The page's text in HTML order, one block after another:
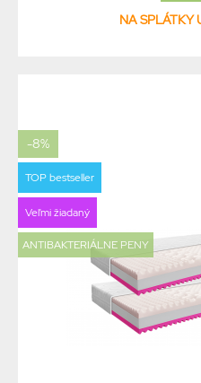
NA SPLÁTKY
-8%
TOP bestseller
Veľmi žiadaný
ANTIBAKTERIÁLNE PENY